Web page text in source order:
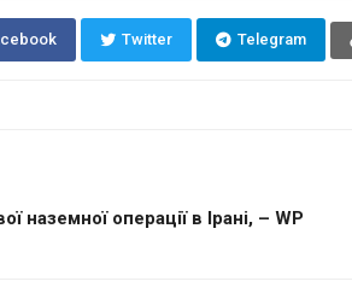
Twitter Telegram
операції в Ірані, – WP